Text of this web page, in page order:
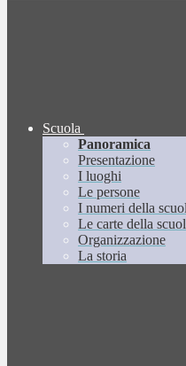
Scuola
Panoramica
Presentazione
I luoghi
Le persone
I numeri della
Le carte della
Organizzazione
La storia